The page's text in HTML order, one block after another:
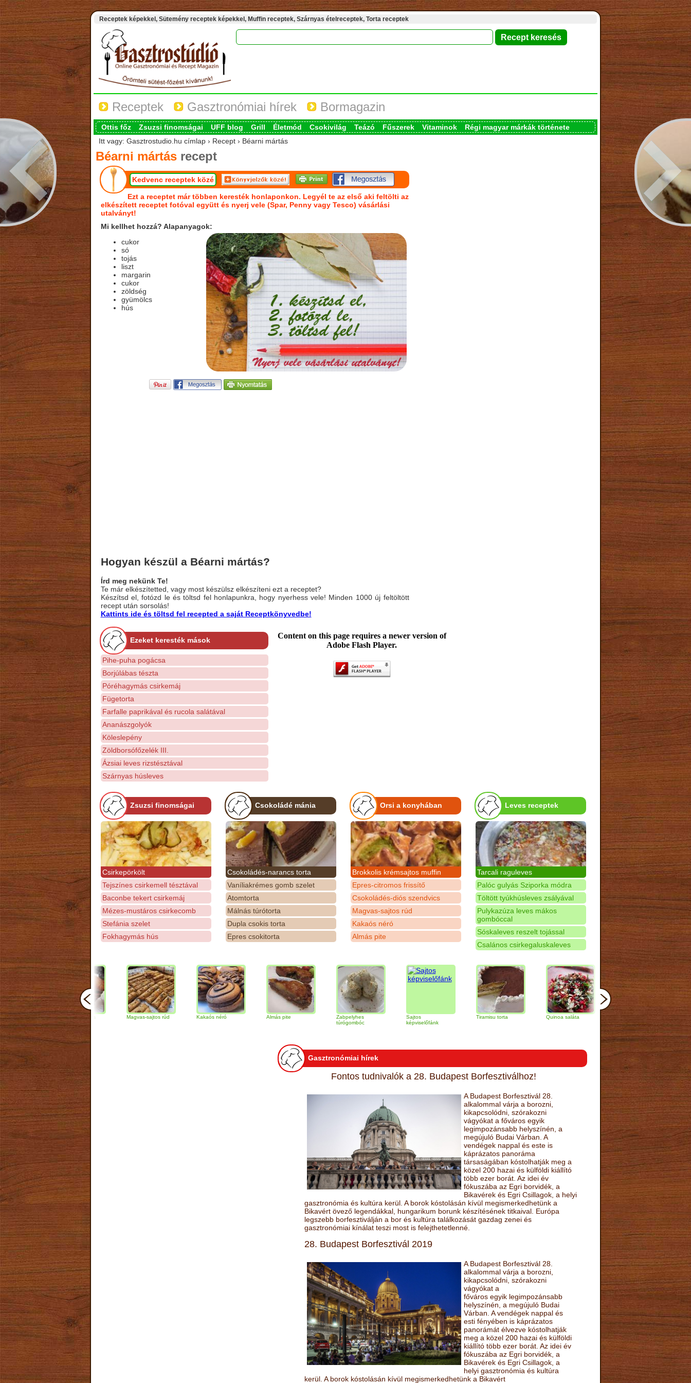
Receptek képekkel, Sütemény receptek képekkel, Muffin receptek, Szárnyas ételreceptek, Torta receptek
Receptek Gasztronómiai hírek Bormagazin
Ottis főz Zsuzsi finomságai UFF blog Grill Életmód Csokivilág Teázó Fűszerek Vitaminok
Régi magyar márkák története
Itt vagy: Gasztrostudio.hu címlap › Recept › Béarni mártás
Béarni mártásrecept
Kedvenc receptek közé
Ezt a receptet már többen keresték honlaponkon. Legyél te az első aki feltölti az
elkészített receptet fotóval együtt és nyerj vele (Spar, Penny vagy Tesco) vásárlási
utalványt!
Mi kellhet hozzá? Alapanyagok:
cukor
só
tojás
liszt
margarin
cukor
zöldség
gyümölcs
hús
Hogyan készül a Béarni mártás?
Írd meg nekünk Te!
Te már elkészítetted, vagy most készülsz elkészíteni ezt a receptet?
Készítsd el, fotózd le és töltsd fel honlapunkra, hogy nyerhess vele! Minden 1000 új feltöltött
recept után sorsolás!
Kattints ide és töltsd fel recepted a saját Receptkönyvedbe!
Ezeket keresték mások
Pihe-puha pogácsa
Borjúlábas tészta
Póréhagymás csirkemáj
Fügetorta
Farfalle paprikával és rucola salátával
Ananászgolyók
Köleslepény
Zöldborsófőzelék III.
Ázsiai leves rizstésztával
Szárnyas húsleves
Content on this page requires a newer version of
Adobe Flash Player.
Zsuzsi finomságai
Csirkepörkölt
Tejszínes csirkemell tésztával
Baconbe tekert csirkemáj
Mézes-mustáros csirkecomb
Stefánia szelet
Fokhagymás hús
Csokoládé mánia
Csokoládés-narancs torta
Vaníliakrémes gomb szelet
Atomtorta
Málnás túrótorta
Dupla csokis torta
Epres csokitorta
Orsi a konyhában
Brokkolis krémsajtos muffin
Epres-citromos frissítő
Csokoládés-diós szendvics
Magvas-sajtos rúd
Kakaós néró
Almás pite
Leves receptek
Tarcali raguleves
Palóc gulyás Sziporka módra
Töltött tyúkhúsleves zsályával
Pulykazúza leves mákos
gombóccal
Sóskaleves reszelt tojással
Csalános csirkegaluskaleves
Csokoládés-diós
szendvics
Magvas-sajtos rúd Kakaós néró Almás pite
Zabpelyhes
túrógombóc
képviselőfánk
Tiramisu torta Quinoa saláta Mandulás kifli
narancs
Gasztronómiai hírek
Fontos tudnivalók a 28. Budapest Borfesztiválhoz!
A Budapest Borfesztivál 28.
alkalommal várja a borozni,
kikapcsolódni, szórakozni
vágyókat a főváros egyik
legimpozánsabb helyszínén, a
megújuló Budai Várban. A
vendégek nappal és este is
káprázatos panoráma
társaságában kóstolhatják meg a
közel 200 hazai és külföldi kiállító
több ezer borát. Az idei év
fókuszába az Egri borvidék, a
Bikavérek és Egri Csillagok, a helyi
gasztronómia és kultúra kerül. A borok kóstolásán kívül megismerkedhetünk a
Bikavért övező legendákkal, hungarikum borunk készítésének titkaival. Európa
legszebb borfesztiválján a bor és kultúra találkozását gazdag zenei és
gasztronómiai kínálat teszi most is felejthetetlenné.
28. Budapest Borfesztivál 2019
A Budapest Borfesztivál 28.
alkalommal várja a borozni,
kikapcsolódni, szórakozni
vágyókat a
főváros egyik legimpozánsabb
helyszínén, a megújuló Budai
Várban. A vendégek nappal és
esti fényében is káprázatos
panorámát élvezve kóstolhatják
meg a közel 200 hazai és külföldi
kiállító több ezer borát. Az idei év
fókuszába az Egri borvidék, a
Bikavérek és Egri Csillagok, a
helyi gasztronómia és kultúra
kerül. A borok kóstolásán kívül megismerkedhetünk a Bikavért